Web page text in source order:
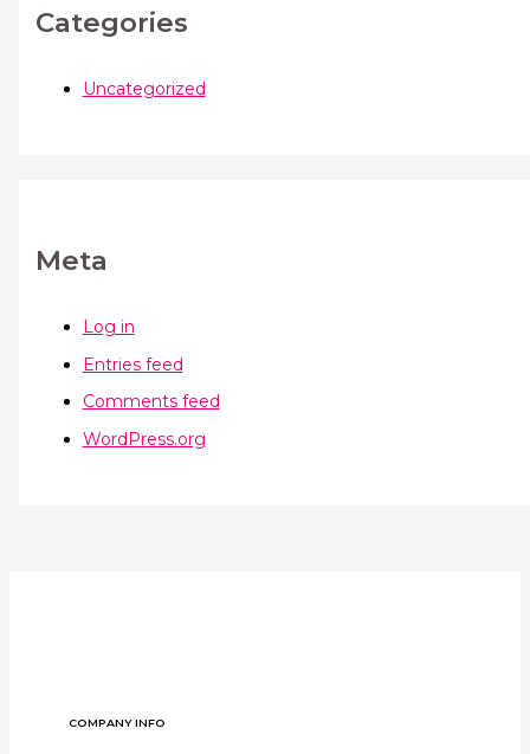
Categories
Uncategorized
Meta
Log in
Entries feed
Comments feed
WordPress.org
COMPANY INFO